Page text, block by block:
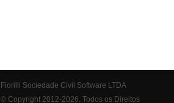
Fiorilli Sociedade Civil Software LTDA
© Copyright 2012-2026. Todos os Direitos